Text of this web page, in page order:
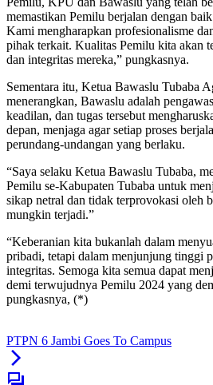
memastikan Pemilu berjalan dengan
Kami mengharapkan profesionalisme
pihak terkait. Kualitas Pemilu kita akan
dan integritas mereka,” pungkasnya.
Sementara itu, Ketua Bawaslu Tubaba
menerangkan, Bawaslu adalah
keadilan, dan tugas tersebut
depan, menjaga agar setiap proses
perundang-undangan yang berlaku.
“Saya selaku Ketua Bawaslu Tubaba,
Pemilu se-Kabupaten Tubaba untuk
sikap netral dan tidak terprovokasi oleh
mungkin terjadi.”
“Keberanian kita bukanlah dalam
pribadi, tetapi dalam menjunjung tinggi
integritas. Semoga kita semua dapat
demi terwujudnya Pemilu 2024 yang
pungkasnya, (*)
PTPN 6 Jambi Goes To Campus